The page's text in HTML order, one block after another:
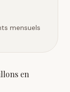
mensuels
en